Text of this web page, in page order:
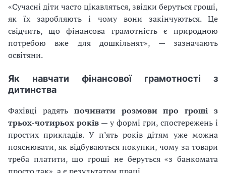
«Сучасні діти часто цікавляться, звідки беруться гроші,
як їх заробляють і чому вони закінчуються. Це
свідчить, що фінансова грамотність є природною
потребою вже для дошкільнят», — зазначають
освітяни.
Як навчати фінансової грамотності з
дитинства
Фахівці радять починати розмови про гроші з
трьох-чотирьох років — у формі гри, спостережень і
простих прикладів. У п’ять років дітям уже можна
пояснювати, як відбуваються покупки, чому за товари
треба платити, що гроші не беруться «з банкомата